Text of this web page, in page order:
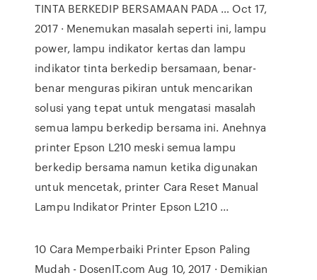
TINTA BERKEDIP BERSAMAAN PADA … Oct 17,
2017 · Menemukan masalah seperti ini, lampu
power, lampu indikator kertas dan lampu
indikator tinta berkedip bersamaan, benar-
benar menguras pikiran untuk mencarikan
solusi yang tepat untuk mengatasi masalah
semua lampu berkedip bersama ini. Anehnya
printer Epson L210 meski semua lampu
berkedip bersama namun ketika digunakan
untuk mencetak, printer Cara Reset Manual
Lampu Indikator Printer Epson L210 ...
10 Cara Memperbaiki Printer Epson Paling
Mudah - DosenIT.com Aug 10, 2017 · Demikian